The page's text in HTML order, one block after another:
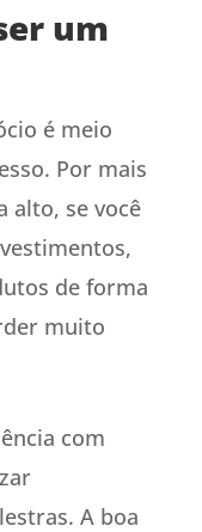
um
é meio
Por mais
alto, se você
de forma
muito
com
A boa